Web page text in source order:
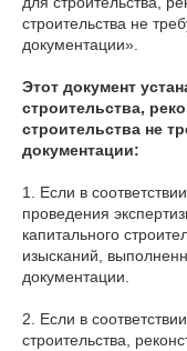
строительства не
документации».
Этот документ
строительства,
строительства не
документации:
1. Если в
проведения
капитального
изысканий,
документации.
2. Если в
строительства,